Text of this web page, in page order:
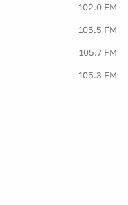
102.0 FM
105.5 FM
105.7 FM
105.3 FM